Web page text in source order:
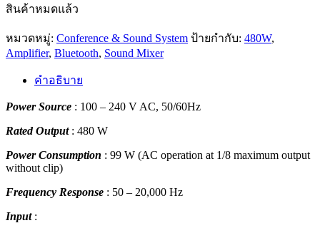
สินค้าหมดแล้ว
หมวดหมู่: Conference & Sound System ป้ายกำกับ: 480W,
Amplifier, Bluetooth, Sound Mixer
คำอธิบาย
Power Source : 100 – 240 V AC, 50/60Hz
Rated Output: 480 W
Power Consumption : 99 W (AC operation at 1/8 maximum output
without clip)
Frequency Response : 50 – 20,000 Hz
Input: